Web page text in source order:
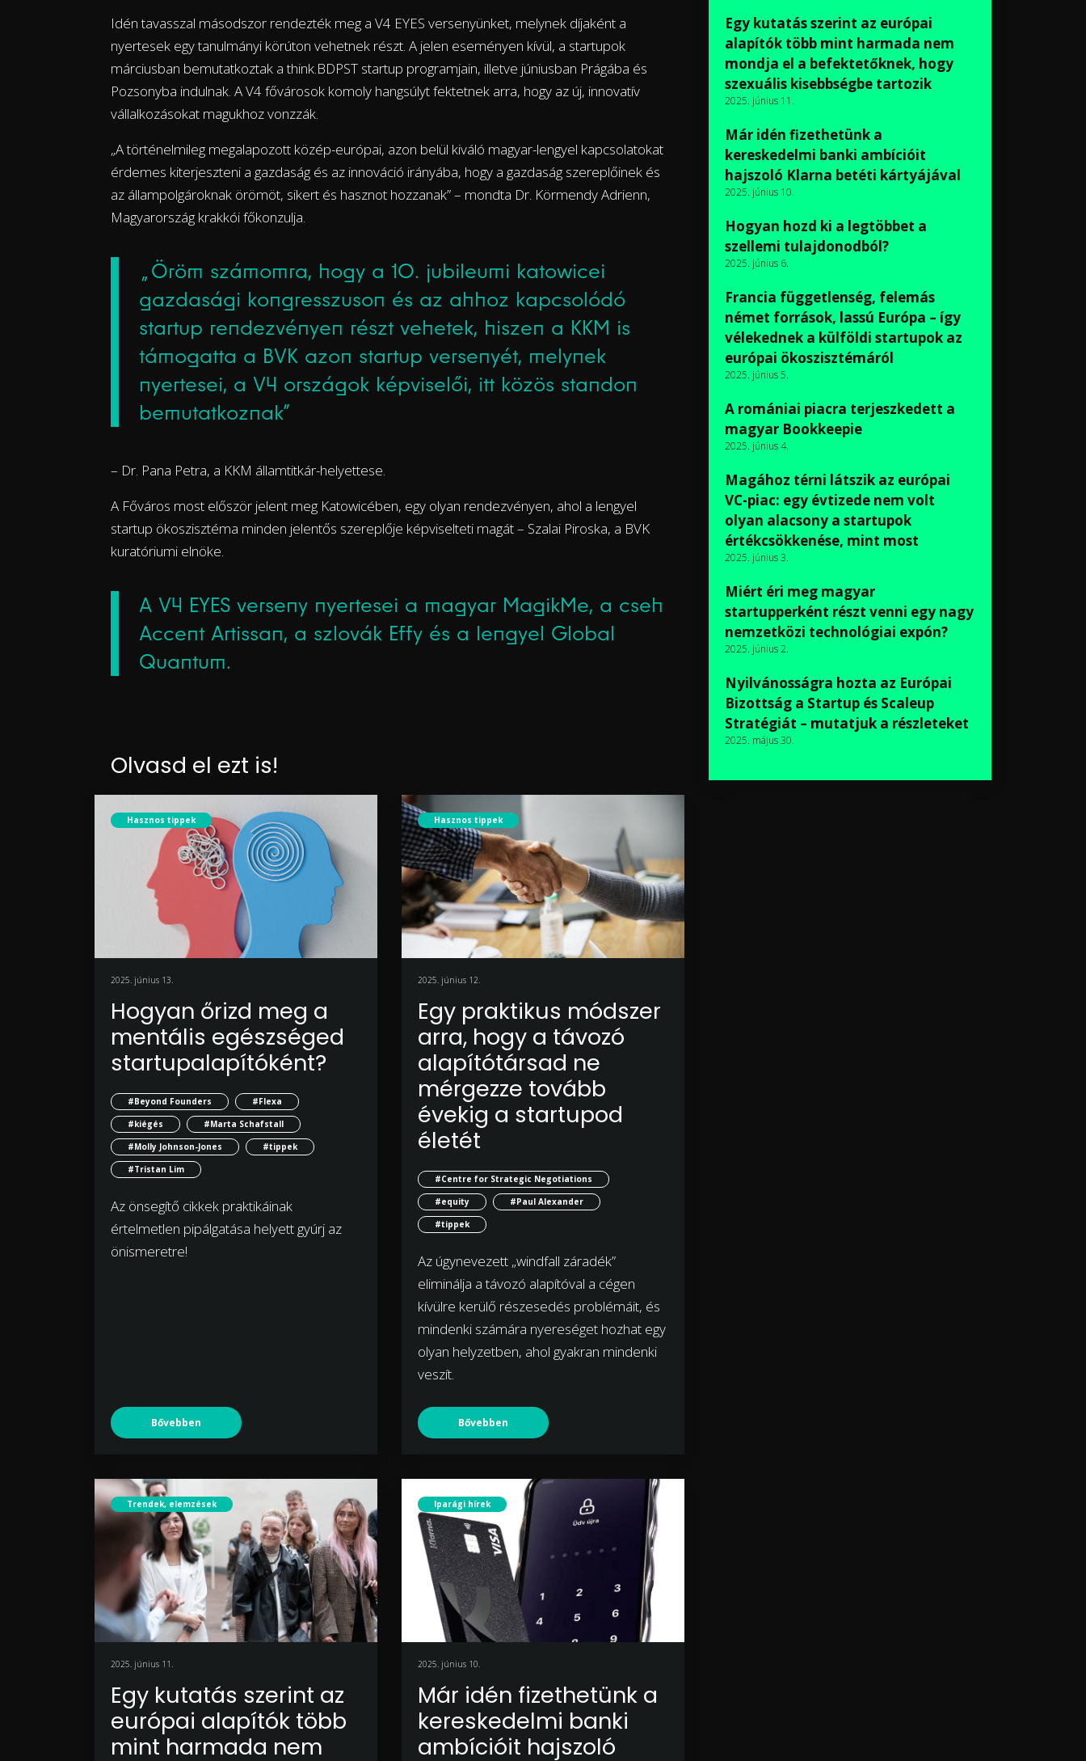
Idén tavasszal másodszor rendezték meg a V4 EYES versenyünket, melynek díjaként a
nyertesek egy tanulmányi körúton vehetnek részt. A jelen eseményen kívül, a startupok
márciusban bemutatkoztak a think.BDPST startup programjain, illetve júniusban Prágába és
Pozsonyba indulnak. A V4 fővárosok komoly hangsúlyt fektetnek arra, hogy az új, innovatív
vállalkozásokat magukhoz vonzzák.
„A történelmileg megalapozott közép-európai, azon belül kiváló magyar-lengyel kapcsolatokat
érdemes kiterjeszteni a gazdaság és az innováció irányába, hogy a gazdaság szereplőinek és
az állampolgároknak örömöt, sikert és hasznot hozzanak” – mondta Dr. Körmendy Adrienn,
Magyarország krakkói főkonzulja.
„Öröm számomra, hogy a 10. jubileumi katowicei
gazdasági kongresszuson és az ahhoz kapcsolódó
startup rendezvényen részt vehetek, hiszen a KKM is
támogatta a BVK azon startup versenyét, melynek
nyertesei, a V4 országok képviselői, itt közös standon
bemutatkoznak”
– Dr. Pana Petra, a KKM államtitkár-helyettese.
A Főváros most először jelent meg Katowicében, egy olyan rendezvényen, ahol a lengyel
startup ökoszisztéma minden jelentős szereplője képviselteti magát – Szalai Piroska, a BVK
kuratóriumi elnöke.
A V4 EYES verseny nyertesei a magyar MagikMe, a cseh
Accent Artissan, a szlovák Effy és a lengyel Global
Quantum.
Olvasd el ezt is!
Hasznos tippek
2025. június 13.
Hogyan őrizd meg a
mentális egészséged
startupalapítóként?
#Beyond Founders
#Flexa
#kiégés
#Marta Schafstall
#Molly Johnson-Jones
#tippek
#Tristan Lim
Az önsegítő cikkek praktikáinak
értelmetlen pipálgatása helyett gyúrj az
önismeretre!
Bővebben
Hasznos tippek
2025. június 12.
Egy praktikus módszer
arra, hogy a távozó
alapítótársad ne
mérgezze tovább
évekig a startupod
életét
#Centre for Strategic Negotiations
#equity
#Paul Alexander
#tippek
Az úgynevezett „windfall záradék”
eliminálja a távozó alapítóval a cégen
kívülre kerülő részesedés problémáit, és
mindenki számára nyereséget hozhat egy
olyan helyzetben, ahol gyakran mindenki
veszít.
Bővebben
Trendek, elemzések
2025. június 11.
Egy kutatás szerint az
európai alapítók több
mint harmada nem
Iparági hírek
2025. június 10.
Már idén fizethetünk a
kereskedelmi banki
ambícióit hajszoló
Egy kutatás szerint az európai
alapítók több mint harmada nem
mondja el a befektetőknek, hogy
szexuális kisebbségbe tartozik
2025. június 11.
Már idén fizethetünk a
kereskedelmi banki ambícióit
hajszoló Klarna betéti kártyájával
2025. június 10.
Hogyan hozd ki a legtöbbet a
szellemi tulajdonodból?
2025. június 6.
Francia függetlenség, felemás
német források, lassú Európa – így
vélekednek a külföldi startupok az
európai ökoszisztémáról
2025. június 5.
A romániai piacra terjeszkedett a
magyar Bookkeepie
2025. június 4.
Magához térni látszik az európai
VC-piac: egy évtizede nem volt
olyan alacsony a startupok
értékcsökkenése, mint most
2025. június 3.
Miért éri meg magyar
startupperként részt venni egy nagy
nemzetközi technológiai expón?
2025. június 2.
Nyilvánosságra hozta az Európai
Bizottság a Startup és Scaleup
Stratégiát – mutatjuk a részleteket
2025. május 30.